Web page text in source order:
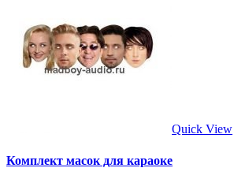
Quick View
Комплект масок для караоке